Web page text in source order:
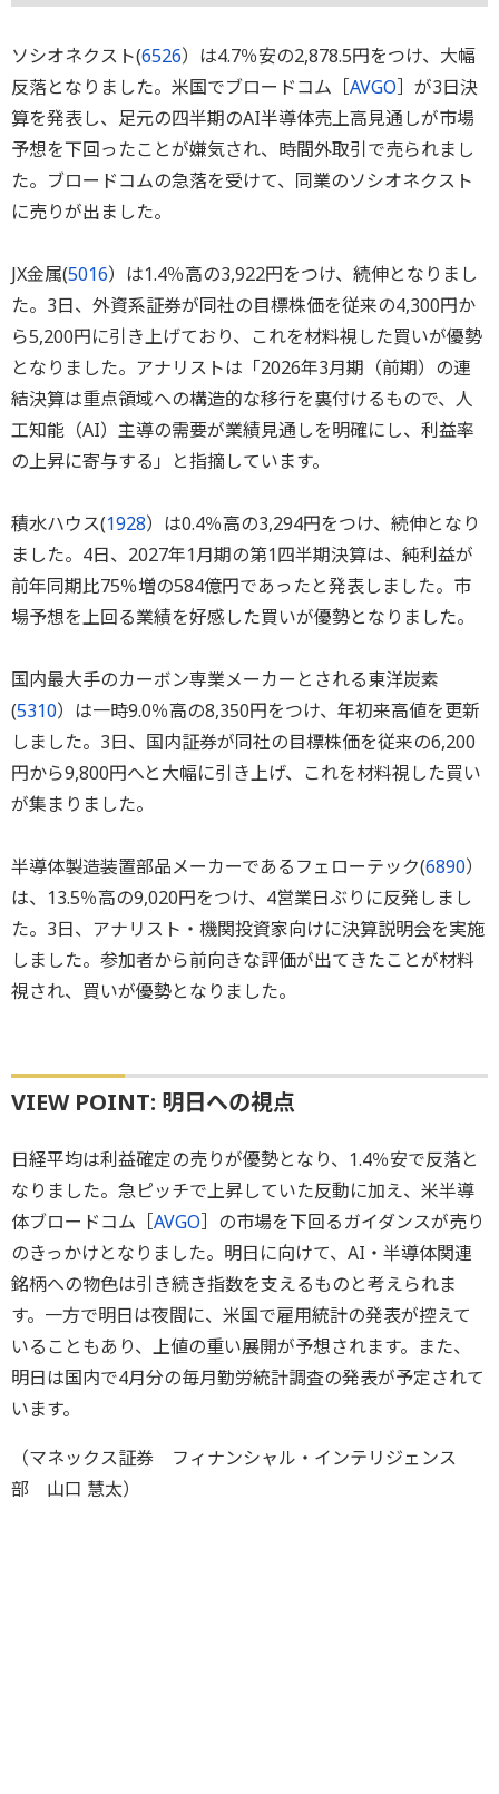
ソシオネクスト(6526）は4.7％安の2,878.5円をつけ、大幅
反落となりました。米国でブロードコム［AVGO］が3日決
算を発表し、足元の四半期のAI半導体売上高見通しが市場
予想を下回ったことが嫌気され、時間外取引で売られまし
た。ブロードコムの急落を受けて、同業のソシオネクスト
に売りが出ました。
JX金属(5016）は1.4％高の3,922円をつけ、続伸となりまし
た。3日、外資系証券が同社の目標株価を従来の4,300円か
ら5,200円に引き上げており、これを材料視した買いが優勢
となりました。アナリストは「2026年3月期（前期）の連
結決算は重点領域への構造的な移行を裏付けるもので、人
工知能（AI）主導の需要が業績見通しを明確にし、利益率
の上昇に寄与する」と指摘しています。
積水ハウス(1928）は0.4％高の3,294円をつけ、続伸となり
ました。4日、2027年1月期の第1四半期決算は、純利益が
前年同期比75％増の584億円であったと発表しました。市
場予想を上回る業績を好感した買いが優勢となりました。
国内最大手のカーボン専業メーカーとされる東洋炭素
(5310）は一時9.0％高の8,350円をつけ、年初来高値を更新
しました。3日、国内証券が同社の目標株価を従来の6,200
円から9,800円へと大幅に引き上げ、これを材料視した買い
が集まりました。
半導体製造装置部品メーカーであるフェローテック(6890）
は、13.5％高の9,020円をつけ、4営業日ぶりに反発しまし
た。3日、アナリスト・機関投資家向けに決算説明会を実施
しました。参加者から前向きな評価が出てきたことが材料
視され、買いが優勢となりました。
VIEW POINT: 明日への視点
日経平均は利益確定の売りが優勢となり、1.4％安で反落と
なりました。急ピッチで上昇していた反動に加え、米半導
体ブロードコム［AVGO］の市場を下回るガイダンスが売り
のきっかけとなりました。明日に向けて、AI・半導体関連
銘柄への物色は引き続き指数を支えるものと考えられま
す。一方で明日は夜間に、米国で雇用統計の発表が控えて
いることもあり、上値の重い展開が予想されます。また、
明日は国内で4月分の毎月勤労統計調査の発表が予定されて
います。
（マネックス証券 フィナンシャル・インテリジェンス
部 山口 慧太）